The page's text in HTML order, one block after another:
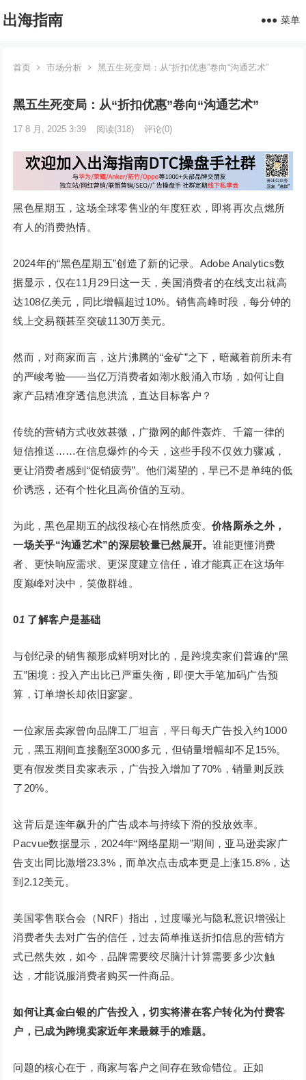
出海指南 菜单
首页 市场分析 黑五生死变局：从“折扣优惠”卷向“沟通艺术”
黑五生死变局：从“折扣优惠”卷向“沟通艺术”
17 8 月, 2025 3:39 阅读(318) 评论(0)
黑色星期五，这场全球零售业的年度狂欢，即将再次点燃所
有人的消费热情。
2024年的“黑色星期五”创造了新的记录。Adobe Analytics数
据显示，仅在11月29日这一天，美国消费者的在线支出就高
达108亿美元，同比增幅超过10%。销售高峰时段，每分钟的
线上交易额甚至突破1130万美元。
然而，对商家而言，这片沸腾的“金矿”之下，暗藏着前所未有
的严峻考验——当亿万消费者如潮水般涌入市场，如何让自
家产品精准穿透信息洪流，直达目标客户？
传统的营销方式收效甚微，广撒网的邮件轰炸、千篇一律的
短信推送……在信息爆炸的今天，这些手段不仅效力骤减，
更让消费者感到“促销疲劳”。他们渴望的，早已不是单纯的低
价诱惑，还有个性化且高价值的互动。
为此，黑色星期五的战役核心在悄然质变。价格厮杀之外，
一场关乎“沟通艺术”的深层较量已然展开。谁能更懂消费
者、更快响应需求、更深度建立信任，谁才能真正在这场年
度巅峰对决中，笑傲群雄。
01 了解客户是基础
与创纪录的销售额形成鲜明对比的，是跨境卖家们普遍的“黑
五”困境：投入产出比已严重失衡，即便大手笔加码广告预
算，订单增长却依旧寥寥。
一位家居卖家曾向品牌工厂坦言，平日每天广告投入约1000
元，黑五期间直接翻至3000多元，但销量增幅却不足15%。
更有假发类目卖家表示，广告投入增加了70%，销量则反跌
了20%。
这背后是连年飙升的广告成本与持续下滑的投放效率。
Pacvue数据显示，2024年“网络星期一”期间，亚马逊卖家广
告支出同比激增23.3%，而单次点击成本更是上涨15.8%，达
到2.12美元。
美国零售联合会（NRF）指出，过度曝光与隐私意识增强让
消费者失去对广告的信任，过去简单推送折扣信息的营销方
式已然失效，如今，品牌需要绞尽脑汁计算需要多少次触
达，才能说服消费者购买一件商品。
如何让真金白银的广告投入，切实将潜在客户转化为付费客
户，已成为跨境卖家近年来最棘手的难题。
问题的核心在于，商家与客户之间存在致命错位。正如